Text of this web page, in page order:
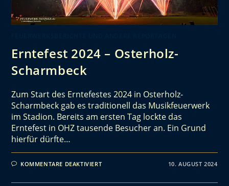
Erntefest 2024 – Osterholz-
Scharmbeck
Zum Start des Erntefestes 2024 in Osterholz-
Scharmbeck gab es traditionell das Musikfeuerwerk
im Stadion. Bereits am ersten Tag lockte das
Erntefest in OHZ tausende Besucher an. Ein Grund
hierfür dürfte…
KOMMENTARE DEAKTIVIERT 10. AUGUST 2024